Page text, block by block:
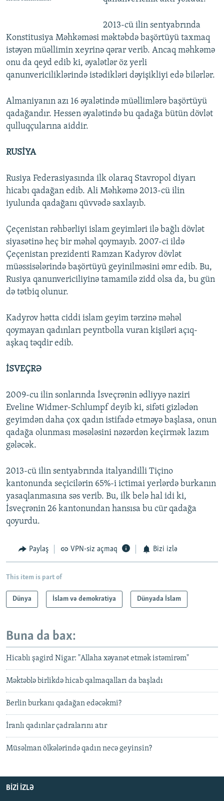
2013-cü ilin sentyabrında
Konstitusiya Məhkəməsi məktəbdə başörtüyü taxmaq
istəyən müəllimin xeyrinə qərar verib. Ancaq məhkəmə
onu da qeyd edib ki, əyalətlər öz yerli
qanunvericiliklərində istədikləri dəyişikliyi edə bilərlər.
Almaniyanın azı 16 əyalətində müəllimlərə başörtüyü
qadağandır. Hessen əyalətində bu qadağa bütün dövlət
qulluqçularına aiddir.
RUSİYA
Rusiya Federasiyasında ilk olaraq Stavropol diyarı
hicabı qadağan edib. Ali Məhkəmə 2013-cü ilin
iyulunda qadağanı qüvvədə saxlayıb.
Çeçenistan rəhbərliyi islam geyimləri ilə bağlı dövlət
siyasətinə heç bir məhəl qoymayıb. 2007-ci ildə
Çeçenistan prezidenti Ramzan Kadyrov dövlət
müəssisələrində başörtüyü geyinilməsini əmr edib. Bu,
Rusiya qanunvericiliyinə tamamilə zidd olsa da, bu gün
də tətbiq olunur.
Kadyrov hətta ciddi islam geyim tərzinə məhəl
qoymayan qadınları peyntbolla vuran kişiləri açıq-
aşkaq təqdir edib.
İSVEÇRƏ
2009-cu ilin sonlarında İsveçrənin ədliyyə naziri
Eveline Widmer-Schlumpf deyib ki, sifəti gizlədən
geyimdən daha çox qadın istifadə etməyə başlasa, onun
qadağa olunması məsələsini nəzərdən keçirmək lazım
gələcək.
2013-cü ilin sentyabrında italyandilli Tiçino
kantonunda seçicilərin 65%-i ictimai yerlərdə burkanın
yasaqlanmasına səs verib. Bu, ilk belə hal idi ki,
İsveçrənin 26 kantonundan hansısa bu cür qadağa
qoyurdu.
Paylaş VPN-siz açmaq Bizi izlə
This item is part of
Dünya İslam və demokratiya Dünyada İslam
Buna da bax:
Hicablı şagird Nigar: "Allaha xəyanət etmək istəmirəm"
Məktəblə birlikdə hicab qalmaqalları da başladı
Berlin burkanı qadağan edəcəkmi?
İranlı qadınlar çadralarını atır
Müsəlman ölkələrində qadın necə geyinsin?
BIZI IZLƏ